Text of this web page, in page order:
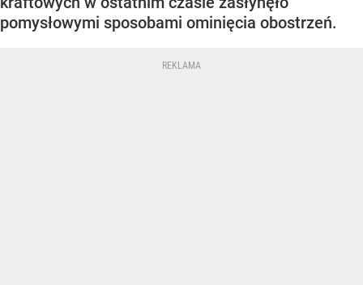
pomysłowymi sposobami ominięcia obostrzeń.